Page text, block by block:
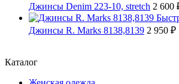
Джинсы Denim 223-10, stretch 2 600
Джинсы R. Marks 8138,8139 2 950 ₽
Каталог